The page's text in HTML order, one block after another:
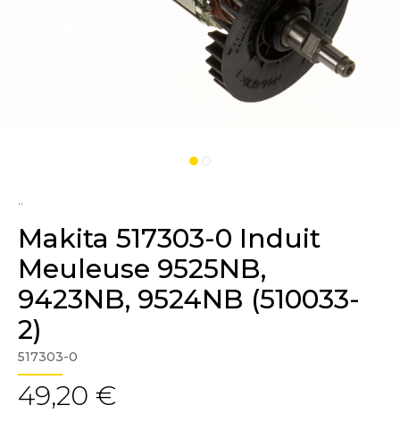
..
Makita 517303-0 Induit
Meuleuse 9525NB,
9423NB, 9524NB (510033-
2)
517303-0
49,20 €